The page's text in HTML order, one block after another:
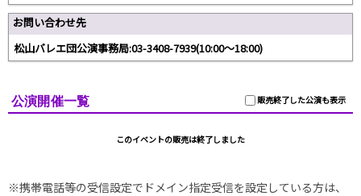
お問い合わせ先
松山バレエ団公演事務局:03-3408-7939(10:00～18:00)
販売終了した公演も表示
公演開催一覧
このイベントの販売は終了しました
※携帯電話等の受信設定でドメイン指定受信を設定している方は、